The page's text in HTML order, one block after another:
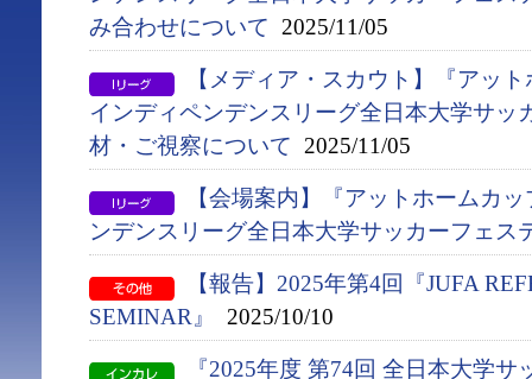
み合わせについて 2025/11/05
【メディア・スカウト】『アッ
インディペンデンスリーグ全日本大学サッ
材・ご視察について 2025/11/05
【会場案内】『アットホームカ
ンデンスリーグ全日本大学サッカーフェス
【報告】2025年第4回『JUFA
SEMINAR』
2025/10/10
『2025年度 第74回 全日本大学